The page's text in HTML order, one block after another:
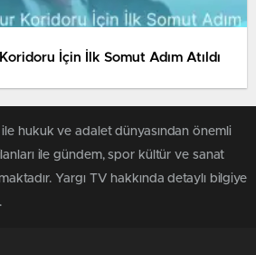
İçin İlk Somut Adım Atıldı
ile hukuk ve adalet dünyasından önemli
ile gündem, spor kültür ve sanat
Yargı TV hakkında detaylı bilgiye